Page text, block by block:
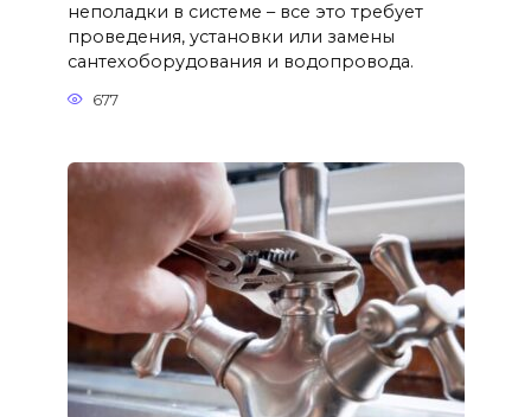
неполадки в системе – все это требует
проведения, установки или замены
сантехоборудования и водопровода.
677